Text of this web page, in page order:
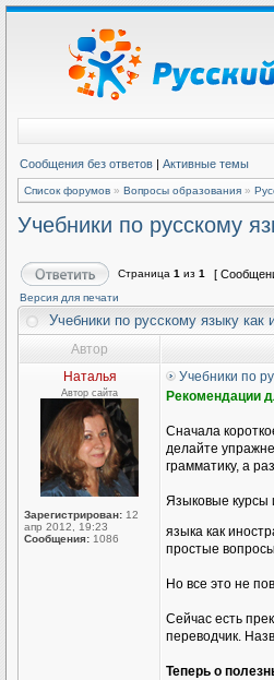
Сообщения без ответов | Активные темы
Список форумов » Вопросы образования »
Учебники по русскому
Страница 1 из 1 [
Версия для печати
Учебники по русскому языку как
Автор
Наталья
Автор сайта
Зарегистрирован: 12
апр 2012, 19:23
Сообщения: 1086
Учебники по
Рекомендации
Сначала
делайте
грамматику, а
Языковые курсы
языка как
простые
Но все это не
Сейчас есть
переводчик.
Теперь о